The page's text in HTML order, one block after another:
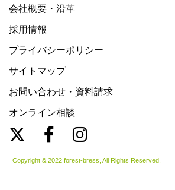
会社概要・沿革
採用情報
プライバシーポリシー
サイトマップ
お問い合わせ・資料請求
オンライン相談
Copyright & 2022 forest-bress, All Rights Reserved.